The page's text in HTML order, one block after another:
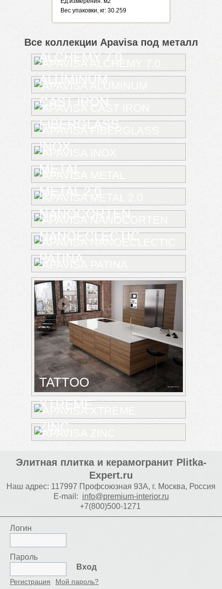
Веc упаковки, кг: 30.259
Все коллекции Apavisa под металл
ALCHEMY 7.0
ALUMINUM
CAST IRON
FIBERGLASS
INOX
METAL
METAL 2.0
NANOCORTEN
NANOECLECTIC
PATINA
TATTOO
XTREME
ZINC
Элитная плитка и керамогранит Plitka-
Expert.ru
Наш адрес: 117997 Профсоюзная 93А, г. Москва, Россия
E-mail: info@premium-interior.ru
+7(800)500-1271
Логин
Пароль
Вход
Регистрация Мой пароль?